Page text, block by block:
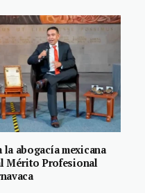
la abogacía mexicana
Mérito Profesional